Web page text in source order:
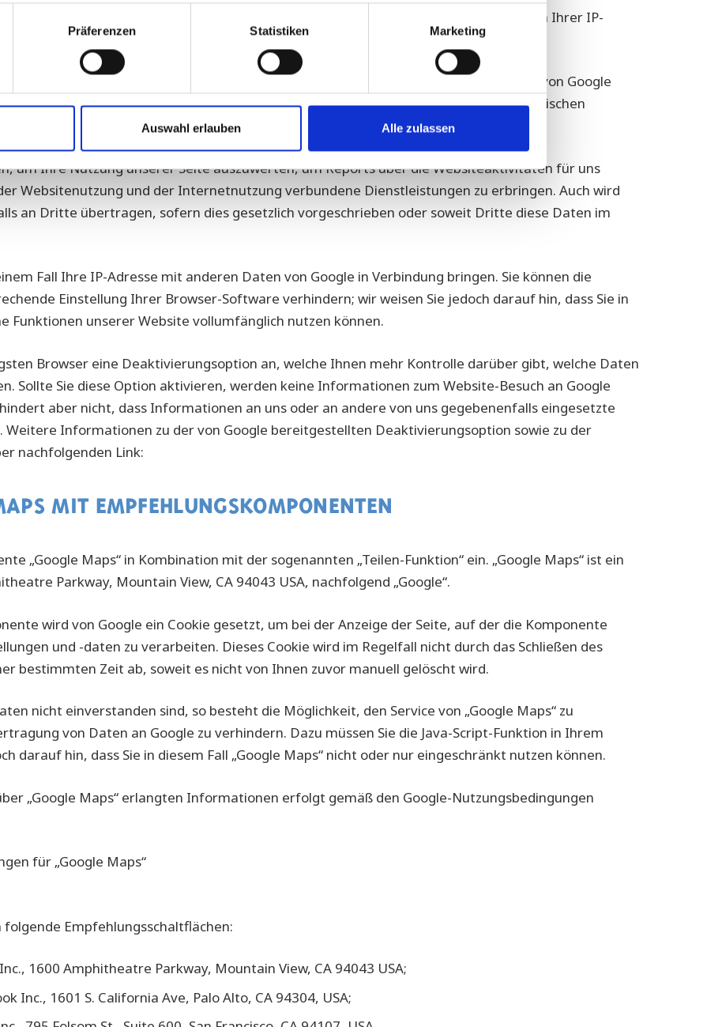
Präferenzen Statistiken Marketing
Auswahl erlauben Alle zulassen
beispielsweise Zeit, Ort und Häufigkeit Ihres Webseiten-Besuchs einschließlich Ihrer IP-
und dort gespeichert.
Analytics mit einer IP-Anonymisierungsfunktion. Ihre IP-Adresse wird in diesem Fall von Google
Union oder in anderen Vertragsstaaten des Abkommens über den Europäischen
um Ihre Nutzung unserer Seite auszuwerten, um Reports über die Websiteaktivitäten für uns
Websitenutzung und der Internetnutzung verbundene Dienstleistungen zu erbringen. Auch wird
an Dritte übertragen, sofern dies gesetzlich vorgeschrieben oder soweit Dritte diese Daten im
Fall Ihre IP-Adresse mit anderen Daten von Google in Verbindung bringen. Sie können die
Einstellung Ihrer Browser-Software verhindern; wir weisen Sie jedoch darauf hin, dass Sie in
Funktionen unserer Website vollumfänglich nutzen können.
Browser eine Deaktivierungsoption an, welche Ihnen mehr Kontrolle darüber gibt, welche Daten
Sollte Sie diese Option aktivieren, werden keine Informationen zum Website-Besuch an Google
aber nicht, dass Informationen an uns oder an andere von uns gegebenenfalls eingesetzte
Informationen zu der von Google bereitgestellten Deaktivierungsoption sowie zu der
nachfolgenden Link:
MIT EMPFEHLUNGSKOMPONENTEN
„Google Maps“ in Kombination mit der sogenannten „Teilen-Funktion“ ein. „Google Maps“ ist ein
Parkway, Mountain View, CA 94043 USA, nachfolgend „Google“.
wird von Google ein Cookie gesetzt, um bei der Anzeige der Seite, auf der die Komponente
und -daten zu verarbeiten. Dieses Cookie wird im Regelfall nicht durch das Schließen des
bestimmten Zeit ab, soweit es nicht von Ihnen zuvor manuell gelöscht wird.
nicht einverstanden sind, so besteht die Möglichkeit, den Service von „Google Maps“ zu
von Daten an Google zu verhindern. Dazu müssen Sie die Java-Script-Funktion in Ihrem
darauf hin, dass Sie in diesem Fall „Google Maps“ nicht oder nur eingeschränkt nutzen können.
„Google Maps“ erlangten Informationen erfolgt gemäß den Google-Nutzungsbedingungen
für „Google Maps“
Empfehlungsschaltflächen:
1600 Amphitheatre Parkway, Mountain View, CA 94043 USA;
Inc., 1601 S. California Ave, Palo Alto, CA 94304, USA;